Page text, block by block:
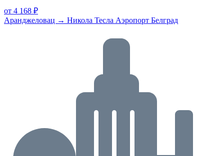
от 4 168 ₽
Аранджеловац → Никола Тесла Аэропорт Белград